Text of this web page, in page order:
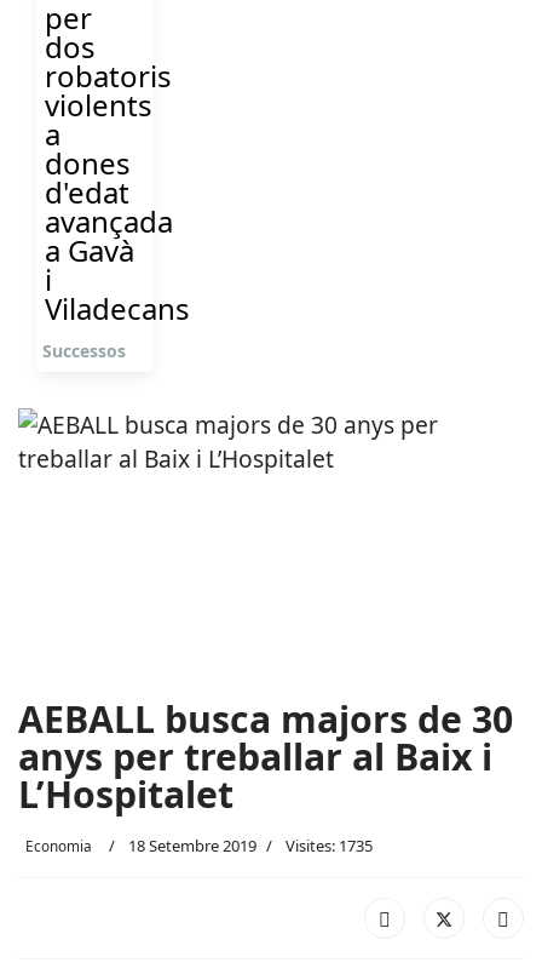
per
dos
robatoris
violents
a
dones
d'edat
avançada
a Gavà
i
Viladecans
Successos
AEBALL busca majors de 30
anys per treballar al Baix i
L’Hospitalet
Economia 18 Setembre 2019 Visites: 1735